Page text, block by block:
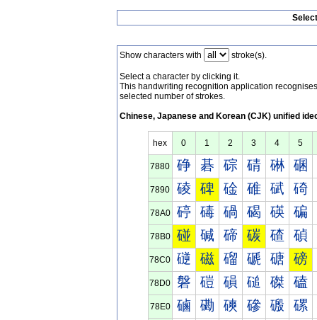
Show characters with stroke(s).
Select a character by clicking it.
This handwriting recognition application
selected number of strokes.
Chinese, Japanese and Korean (CJK) unified
hex 0 1 2 3 4 5
7880 碀 碁 碂 碃 碄 碅
7890 碐 碑 碒 碓 碔 碕
78A0 碠 碡 碢 碣 碤 碥
78B0 碰 碱 碲 碳 碴 碵
78C0 磀 磁 磂 磃 磄 磅
78D0 磐 磑 磒 磓 磔 磕
78E0 磠 磡 磢 磣 磤 磥